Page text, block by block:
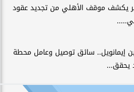
يكشف موقف الأهلي من تجديد عقود
إيمانويل.. سائق توصيل وعامل محطة
يحقق...